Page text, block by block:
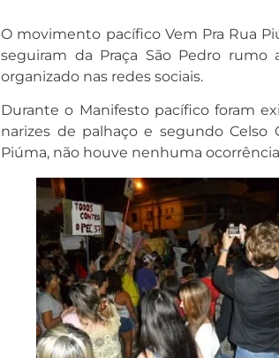
O movimento pacífico Vem Pra Rua
seguiram da Praça São Pedro
organizado nas redes sociais.
Durante o Manifesto pacífico foram
narizes de palhaço e segundo Celso
Piúma, não houve nenhuma